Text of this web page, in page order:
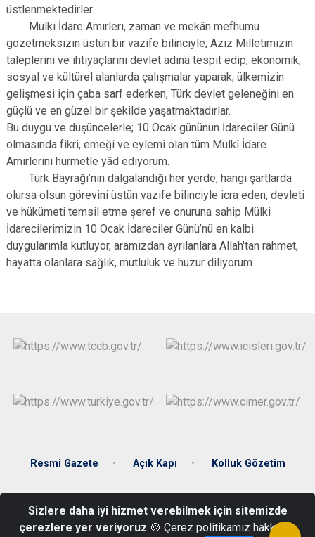
üstlenmektedirler.
Mülki İdare Amirleri, zaman ve mekân mefhumu
gözetmeksizin üstün bir vazife bilinciyle; Aziz Milletimizin
taleplerini ve ihtiyaçlarını devlet adına tespit edip, ekonomik,
sosyal ve kültürel alanlarda çalışmalar yaparak, ülkemizin
gelişmesi için çaba sarf ederken, Türk devlet geleneğini en
güçlü ve en güzel bir şekilde yaşatmaktadırlar.
Bu duygu ve düşüncelerle; 10 Ocak gününün İdareciler Günü
olmasında fikri, emeği ve eylemi olan tüm Mülkî İdare
Amirlerini hürmetle yâd ediyorum.
Türk Bayrağı’nın dalgalandığı her yerde, hangi şartlarda
olursa olsun görevini üstün vazife bilinciyle icra eden, devleti
ve hükümeti temsil etme şeref ve onuruna sahip Mülki
İdarecilerimizin 10 Ocak İdareciler Günü’nü en kalbi
duygularımla kutluyor, aramızdan ayrılanlara Allah'tan rahmet,
hayatta olanlara sağlık, mutluluk ve huzur diliyorum.
Resmi Gazete Açık Kapı Kolluk Gözetim
Gökçebey/Zonguldak
Sizlere daha iyi hizmet verebilmek için sitemizde
çerezlere yer veriyoruz 🍪 Çerez politikamız hakkında